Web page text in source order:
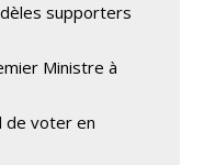
supporters
Ministre à
de voter en